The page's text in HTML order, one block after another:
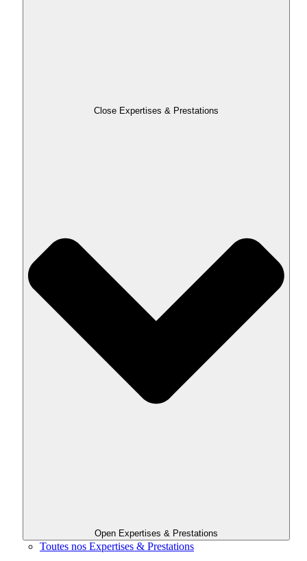
Close Expertises & Prestations
Open Expertises & Prestations
Toutes nos Expertises & Prestations